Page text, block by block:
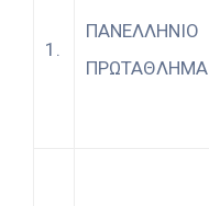
1.
ΠΑΝΕΛΛΗΝΙΟ
ΠΡΩΤΑΘΛΗΜΑ